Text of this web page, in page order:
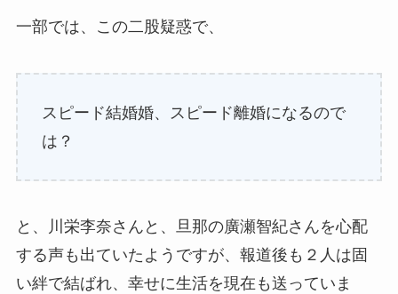
一部では、この二股疑惑で、
スピード結婚婚、スピード離婚になるので
は？
と、川栄李奈さんと、旦那の廣瀬智紀さんを心配
する声も出ていたようですが、報道後も２人は固
い絆で結ばれ、幸せに生活を現在も送っていま